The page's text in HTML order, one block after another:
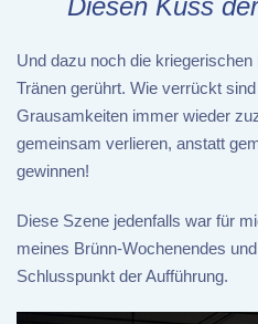
Diesen Kuss
Und dazu noch die
Tränen gerührt. Wie verrückt
Grausamkeiten immer wieder
gemeinsam verlieren, anstatt
gewinnen!
Diese Szene jedenfalls war für
meines Brünn-Wochenendes
Schlusspunkt der Aufführung.